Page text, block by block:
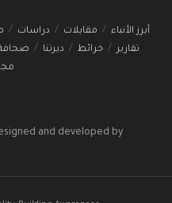
أبرز الأنباء مقابلات دراسات
تقارير
خرائط ديرتنا
and developed by